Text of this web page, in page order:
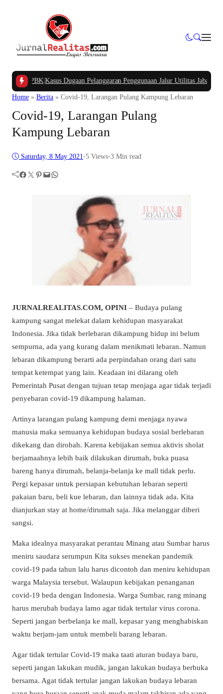
APBK| Kasus Dugaan Pelanggaran Penggunaan Jalur Utilitas Jababeka
Home » Berita » Covid-19, Larangan Pulang Kampung Lebaran
Covid-19, Larangan Pulang
Kampung Lebaran
Saturday, 8 May 2021•5 Views•3 Min read
Facebook Twitter Pinterest Mail WhatsApp
JURNALREALITAS.COM, OPINI – Budaya pulang
kampung sangat melekat dalam kehidupan masyarakat
Indonesia. Jika tidak berlebaran dikampung hidup ini belum
sempurna, ada yang kurang dalam menikmati lebaran. Namun
lebaran dikampung berarti ada perpindahan orang dari satu
tempat ketempat yang lain. Keadaan ini dilarang oleh
Pemerintah Pusat dengan tujuan tetap menjaga agar tidak terjadi
penyebaran covid-19 dikampung halaman.
Artinya larangan pulang kampung demi menjaga nyawa
manusia maka semuanya kehidupan budaya sosial berlebaran
dikekang dan dirobah. Karena kebijakan semua aktivis sholat
berjamaahnya lebih baik dilakukan dirumah, buka puasa
bareng hanya dirumah, belanja-belanja ke mall tidak perlu.
Pergi kepasar untuk persiapan kebutuhan lebaran seperti
pakaian baru, beli kue lebaran, dan lainnya tidak ada. Kita
dianjurkan stay at home/dirumah saja. Jika melanggar diberi
sangsi.
Maka idealnya masyarakat perantau Minang atau Sumbar harus
meniru saudara serumpun Kita sukses menekan pandemik
covid-19 pada tahun lalu harus dicontoh dan meniru kehidupan
warga Malaysia tersebut. Walaupun kebijakan penanganan
covid-19 beda dengan Indonesia. Warga Sumbar, rang minang
harus merubah budaya lamo agar tidak tertular virus corona.
Seperti jangan berbelanja ke mall, kepasar yang menghabiskan
waktu berjam-jam untuk membeli barang lebaran.
Agar tidak tertular Covid-19 maka taati aturan budaya baru,
seperti jangan lakukan mudik, jangan lakukan budaya berbuka
bersama. Agat tidak tertular jangan lakukan budaya lebaran